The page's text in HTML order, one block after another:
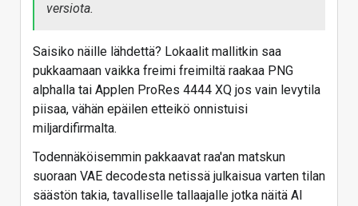
versiota.
Saisiko näille lähdettä? Lokaalit mallitkin saa
pukkaamaan vaikka freimi freimiltä raakaa PNG
alphalla tai Applen ProRes 4444 XQ jos vain levytila
piisaa, vähän epäilen etteikö onnistuisi
miljardifirmalta.
Todennäköisemmin pakkaavat raa'an matskun
suoraan VAE decodesta netissä julkaisua varten tilan
säästön takia, tavalliselle tallaajalle jotka näitä AI